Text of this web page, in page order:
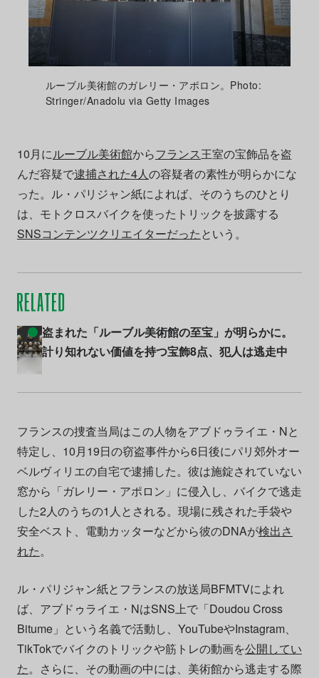
ルーブル美術館のガレリー・アポロン。Photo:
Stringer/Anadolu via Getty Images
10月にルーブル美術館からフランス王室の宝飾品を盗
んだ容疑で逮捕された4人の容疑者の素性が明らかにな
った。ル・パリジャン紙によれば、そのうちのひとり
は、モトクロスバイクを使ったトリックを披露する
SNSコンテンツクリエイターだったという。
盗まれた「ルーブル美術館の至宝」が明らかに。
計り知れない価値を持つ宝飾8点、犯人は逃走中
フランスの捜査当局はこの人物をアブドゥライエ・Nと
特定し、10月19日の窃盗事件から6日後にパリ郊外オー
ベルヴィリエの自宅で逮捕した。彼は施錠されていない
窓から「ガレリー・アポロン」に侵入し、バイクで逃走
した2人のうちの1人とされる。現場に残された手袋や
安全ベスト、電動カッターなどから彼のDNAが検出さ
れた。
ル・パリジャン紙とフランスの放送局BFMTVによれ
ば、アブドゥライエ・NはSNS上で「Doudou Cross
Bitume」という名義で活動し、YouTubeやInstagram、
TikTokでバイクのトリックや筋トレの動画を公開してい
た。さらに、その動画の中には、美術館から逃走する際